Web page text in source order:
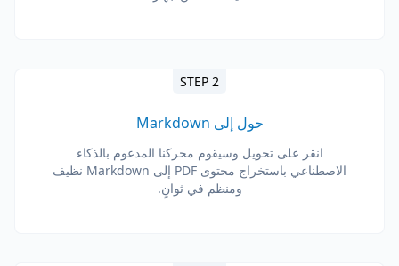
STEP 2
حول إلى Markdown
انقر على تحويل وسيقوم محركنا المدعوم بالذكاء
الاصطناعي باستخراج محتوى PDF إلى Markdown نظيف
ومنظم في ثوانٍ.